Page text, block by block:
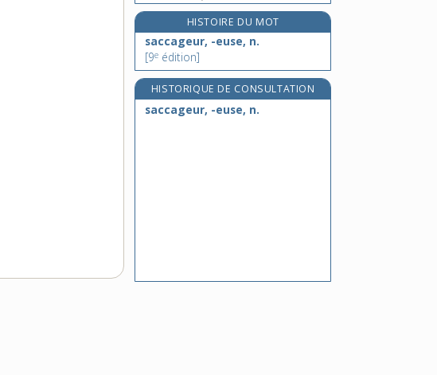
saccharide, n. m.
saccharifère, adj.
saccharification, n. f.
saccharifier, v. tr.
saccharimètre, n. m.
HISTOIRE DU MOT
saccageur, -euse, n.
[9e édition]
HISTORIQUE DE CONSULTATION
saccageur, -euse, n.